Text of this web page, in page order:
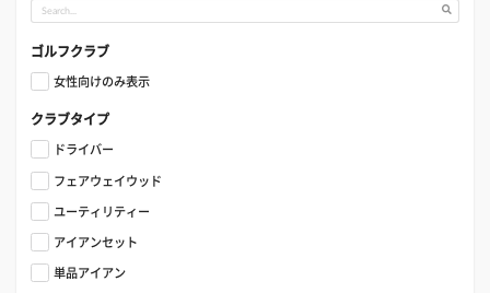
ゴルフクラブ
女性向けのみ表示
クラブタイプ
ドライバー
フェアウェイウッド
ユーティリティー
アイアンセット
単品アイアン